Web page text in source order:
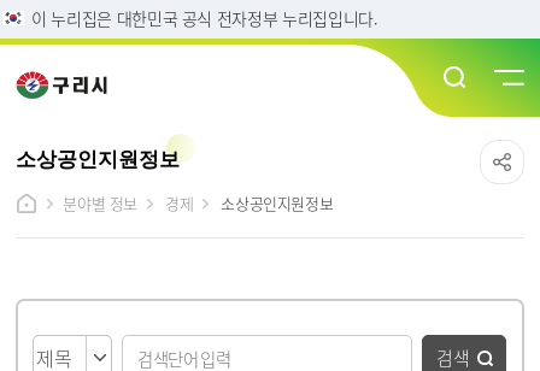
이 누리집은 대한민국 공식 전자정부 누리집입니다.
소상공인지원정보
분야별 정보
경제 소상공인지원정보
검색